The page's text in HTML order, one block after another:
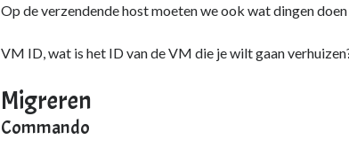
Op de verzendende host moeten we ook wat dingen doen
VM ID, wat is het ID van de VM die je wilt gaan
Migreren
Commando